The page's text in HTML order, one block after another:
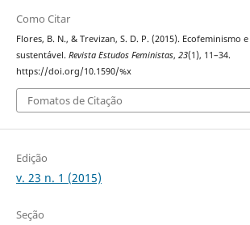
Como Citar
Flores, B. N., & Trevizan, S. D. P. (2015). Ecofeminismo
sustentável. Revista Estudos Feministas, 23(1), 11–34.
https://doi.org/10.1590/%x
Fomatos de Citação
Edição
v. 23 n. 1 (2015)
Seção